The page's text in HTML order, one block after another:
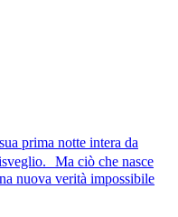
prima notte intera da
Ma ciò che nasce
nuova verità impossibile